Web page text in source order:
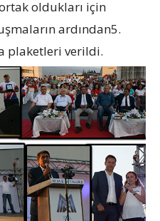
oldukları için
ardından5.
plaketleri verildi.